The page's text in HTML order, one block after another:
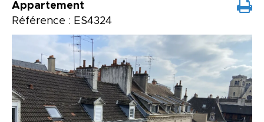
Appartement
Référence : ES4324